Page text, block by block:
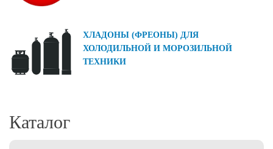
ХЛАДОНЫ (ФРЕОНЫ) ДЛЯ
ХОЛОДИЛЬНОЙ И МОРОЗИЛЬНОЙ
ТЕХНИКИ
Каталог